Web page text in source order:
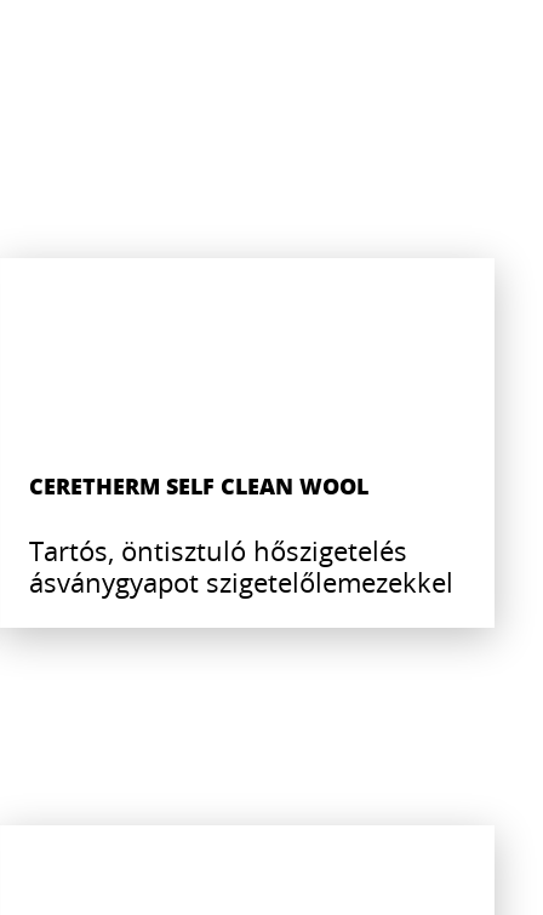
CERETHERM SELF CLEAN WOOL
Tartós, öntisztuló hőszigetelés
ásványgyapot szigetelőlemezekkel